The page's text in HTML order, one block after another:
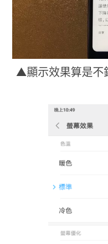
▲顯示效果算是不